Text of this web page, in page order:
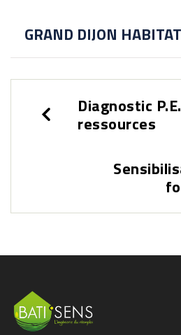
GRAND DIJON
Diagnostic
ressources